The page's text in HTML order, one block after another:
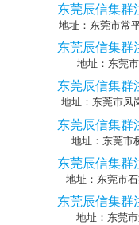
东莞辰信集群
地址：东莞市常
东莞辰信集群
地址：东莞
东莞辰信集群
地址：东莞市凤
东莞辰信集群
地址：东莞市
东莞辰信集群
地址：东莞市
东莞辰信集群
地址：东莞